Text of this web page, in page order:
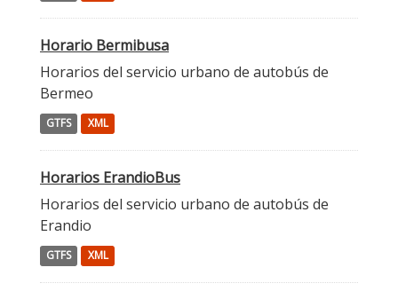
Horario Bermibusa
Horarios del servicio urbano de autobús de
Bermeo
GTFS XML
Horarios ErandioBus
Horarios del servicio urbano de autobús de
Erandio
GTFS XML